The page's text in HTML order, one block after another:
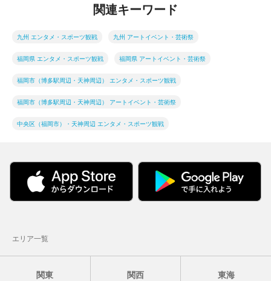
関連キーワード
九州 エンタメ・スポーツ観戦 九州 アートイベント・芸術祭
福岡県 エンタメ・スポーツ観戦 福岡県 アートイベント・芸術祭
福岡市（博多駅周辺・天神周辺） エンタメ・スポーツ観戦
福岡市（博多駅周辺・天神周辺） アートイベント・芸術祭
中央区（福岡市）・天神周辺 エンタメ・スポーツ観戦
エリア一覧
関東 関西 東海